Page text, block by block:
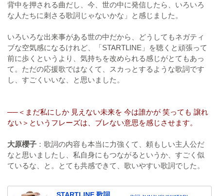
背中を押される曲だし、今、世の中に発信したら、いろいろ
な人たちに刺さる歌詞じゃないかな」と感じました。
いろいろな出来事がある世の中だから、どうしてもネガティ
ブな空気感になるけれど、「STARTLINE」を聴くと頑張って
前に歩くというより、気持ちを改められる感じがとてもあっ
て。ただの応援歌ではなくて、スカっとするような歌詞です
し、すごくいいな、と思いました。
──＜まだ私にしか 見えない未来を 今は誰かが 笑っても 譲れ
ない＞というフレーズは、ブレない意思を感じさせます。
大原櫻子 ：歌詞の内容も本当に力強くて、頼もしい主人公だ
なと思いましたし、私自身にもつながるというか、すごく似
ているな、と。とても共感できて、歌いやすい歌詞でした。